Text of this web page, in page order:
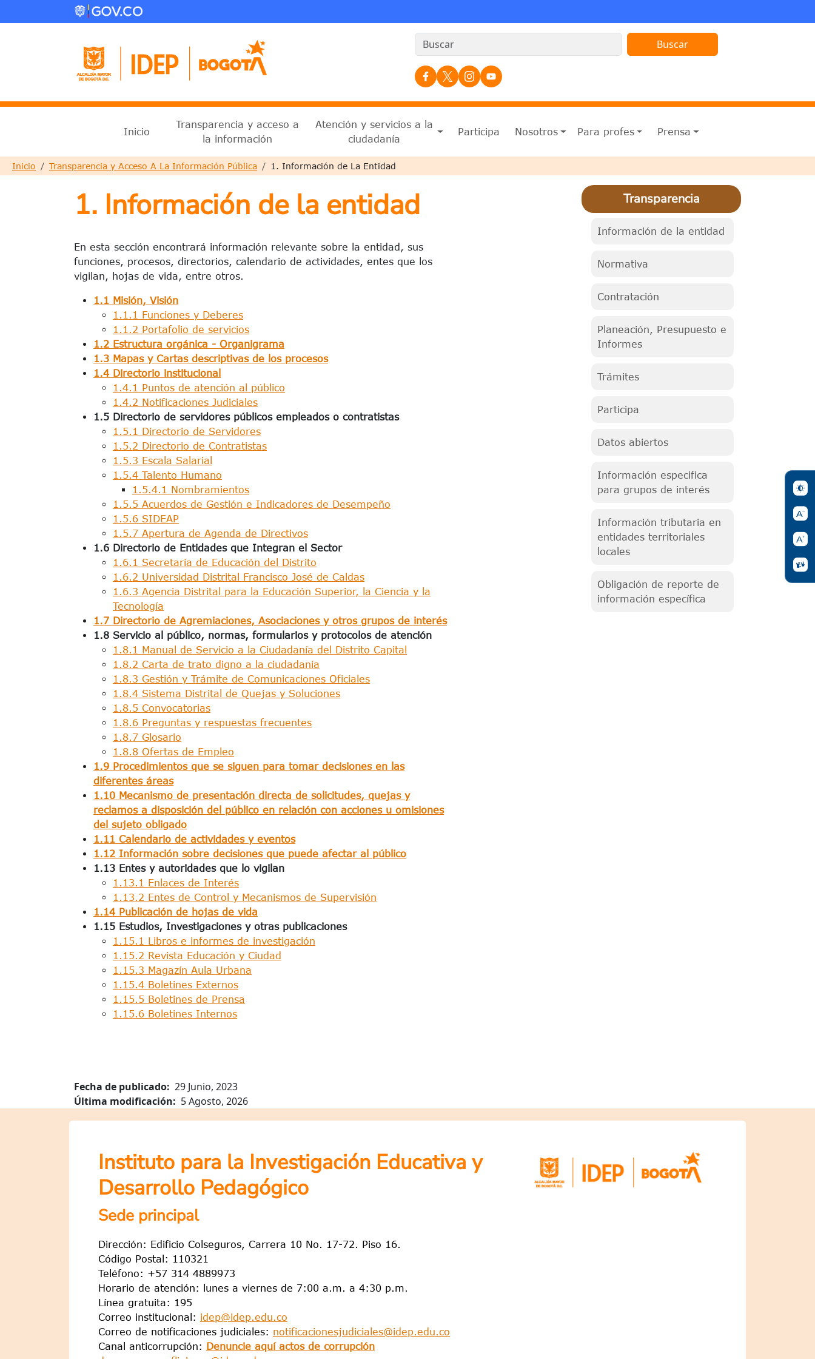
Pasar al contenido principal
Redes Sociales
Menu principal 2025
Inicio
Transparencia y acceso a
la información
Atención y servicios a la
ciudadanía
Participa Nosotros Para profes Prensa
Sobrescribir enlaces de ayuda a la navegación
Inicio Transparencia y Acceso A La Información Pública 1. Información de La Entidad
1. Información de la entidad
En esta sección encontrará información relevante sobre la entidad, sus
funciones, procesos, directorios, calendario de actividades, entes que los
vigilan, hojas de vida, entre otros.
1.1 Misión, Visión
1.1.1 Funciones y Deberes
1.1.2 Portafolio de servicios
1.2 Estructura orgánica - Organigrama
1.3 Mapas y Cartas descriptivas de los procesos
1.4 Directorio institucional
1.4.1 Puntos de atención al público
1.4.2 Notificaciones Judiciales
1.5 Directorio de servidores públicos empleados o contratistas​
1.5.1 Directorio de Servidores
1.5.2 Directorio de Contratistas
1.5.3 Escala Salarial
1.5.4 Talento Humano
1.5.4.1 Nombramientos
1.5.5 Acuerdos de Gestión e Indicadores de Desempeño
1.5.6 SIDEAP
1.5.7 Apertura de Agenda de Directivos
1.6 Directorio de Entidades que Integran el Sector
1.6.1 Secretaría de Educación del Distrito
1.6.2 Universidad Distrital Francisco José de Caldas
1.6.3 Agencia Distrital para la Educación Superior, la Ciencia y la
Tecnología
1.7 Directorio de Agremiaciones, Asociaciones y otros grupos de interés
1.8 Servicio al público, normas, formularios y protocolos de atención
1.8.1 Manual de Servicio a la Ciudadanía del Distrito Capital
1.8.2 Carta de trato digno a la ciudadanía
1.8.3 Gestión y Trámite de Comunicaciones Oficiales
1.8.4 Sistema Distrital de Quejas y Soluciones​​
1.8.5 Convocatorias
1.8.6 Preguntas y respuestas frecuentes
1.8.7 Glosario
1.8.8 Ofertas de Empleo
1.9 Procedimientos que se siguen para tomar decisiones en las
diferentes áreas
1.10 Mecanismo de presentación directa de solicitudes, quejas y
reclamos a disposición del público en relación con acciones u omisiones
del sujeto obligado
1.11 Calendario de actividades y eventos
1.12 Información sobre decisiones que puede afectar al público
1.13 Entes y autoridades que lo vigilan​
1.13.1 Enlaces de Interés
1.13.2 Entes de Control y Mecanismos de Supervisión
1.14 Publicación de hojas de vida
1.15 Estudios, Investigaciones y otras publicaciones​
1.15.1 Libros e informes de investigación
1.15.2 Revista Educación y Ciudad
1.15.3 Magazín Aula Urbana
1.15.4 Boletines Externos
1.15.5 Boletines de Prensa
1.15.6 Boletines Internos
Fecha de publicado 29 Junio, 2023
Última modificación
5 Agosto, 2026
Transparencia
Información de la entidad
Normativa
Contratación
Planeación, Presupuesto e
Informes
Trámites
Participa
Datos abiertos
Información especifica
para grupos de interés
Información tributaria en
entidades territoriales
locales
Obligación de reporte de
información específica
Instituto para la Investigación Educativa y
Desarrollo Pedagógico
Sede principal
Dirección: Edificio Colseguros, Carrera 10 No. 17-72. Piso 16.
Código Postal: 110321
Teléfono: +57 314 4889973
Horario de atención: lunes a viernes de 7:00 a.m. a 4:30 p.m.
Línea gratuita: 195
Correo institucional: idep@idep.edu.co
Correo de notificaciones judiciales: notificacionesjudiciales@idep.edu.co
Canal anticorrupción: Denuncie aquí actos de corrupción